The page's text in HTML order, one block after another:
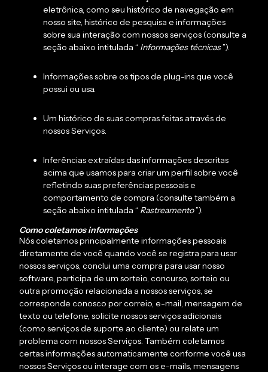
eletrônica, como seu histórico de navegação em
nosso site, histórico de pesquisa e informações
sobre sua interação com nossos serviços (consulte a
seção abaixo intitulada “ Informações técnicas”).
Informações sobre os tipos de plug-ins que você
possui ou usa.
Um histórico de suas compras feitas através de
nossos Serviços.
Inferências extraídas das informações descritas
acima que usamos para criar um perfil sobre você
refletindo suas preferências pessoais e
comportamento de compra (consulte também a
seção abaixo intitulada “ Rastreamento”).
Como coletamos informações
Nós coletamos principalmente informações pessoais
diretamente de você quando você se registra para usar
nossos serviços, conclui uma compra para usar nosso
software, participa de um sorteio, concurso, sorteio ou
outra promoção relacionada a nossos serviços, se
corresponde conosco por correio, e-mail, mensagem de
texto ou telefone, solicite nossos serviços adicionais
(como serviços de suporte ao cliente) ou relate um
problema com nossos Serviços. Também coletamos
certas informações automaticamente conforme você usa
nossos Serviços ou interage com os e-mails, mensagens